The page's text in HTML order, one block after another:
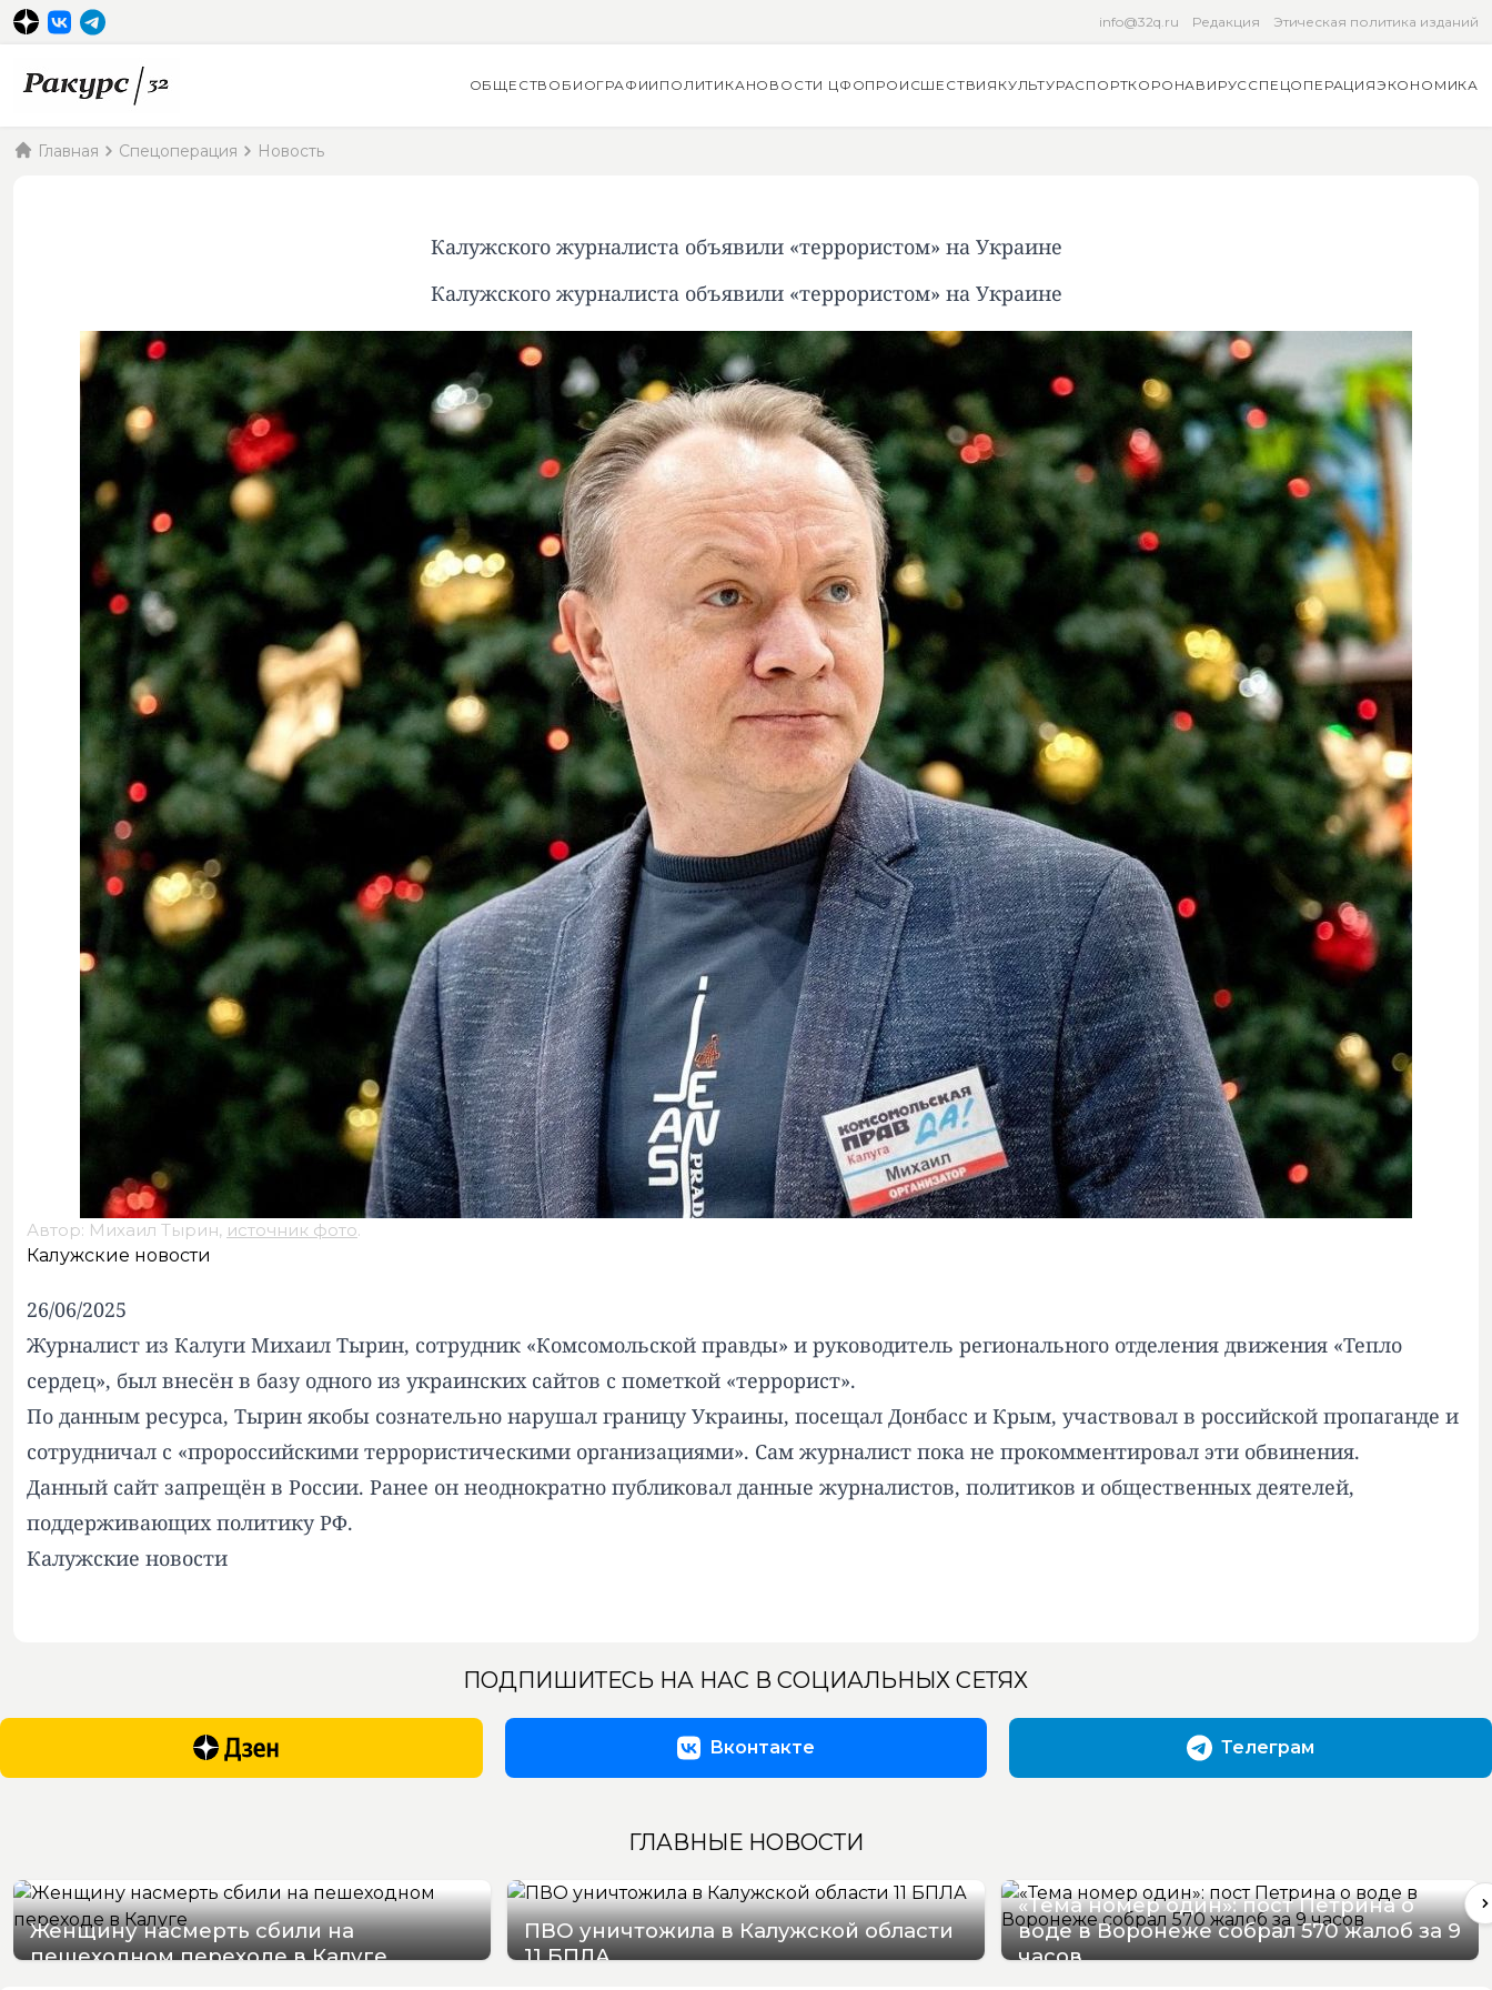
info@32q.ru Редакция Этическая политика изданий
ОБЩЕСТВО БИОГРАФИИ ПОЛИТИКАНОВОСТИ ЦФОПРОИСШЕСТВИЯ КУЛЬТУРАСПОРТКОРОНАВИРУССПЕЦОПЕРАЦИЯЭКОНОМИКА
Главная Спецоперация Новость
Калужского журналиста объявили «террористом» на Украине
Калужского журналиста объявили «террористом» на Украине
Автор: Михаил Тырин, источник фото.
Калужские новости
26/06/2025
Журналист из Калуги Михаил Тырин, сотрудник «Комсомольской правды» и руководитель регионального отделения движения «Тепло
сердец», был внесён в базу одного из украинских сайтов с пометкой «террорист».
По данным ресурса, Тырин якобы сознательно нарушал границу Украины, посещал Донбасс и Крым, участвовал в российской пропаганде и
сотрудничал с «пророссийскими террористическими организациями». Сам журналист пока не прокомментировал эти обвинения.
Данный сайт запрещён в России. Ранее он неоднократно публиковал данные журналистов, политиков и общественных деятелей,
поддерживающих политику РФ.
Калужские новости
ПОДПИШИТЕСЬ НА НАС В СОЦИАЛЬНЫХ СЕТЯХ
Вконтакте Телеграм
ГЛАВНЫЕ НОВОСТИ
Женщину насмерть сбили на
пешеходном переходе в Калуге
ПВО уничтожила в Калужской области
11 БПЛА
«Тема номер один»: пост Петрина о
воде в Воронеже собрал 570 жалоб за 9
часов